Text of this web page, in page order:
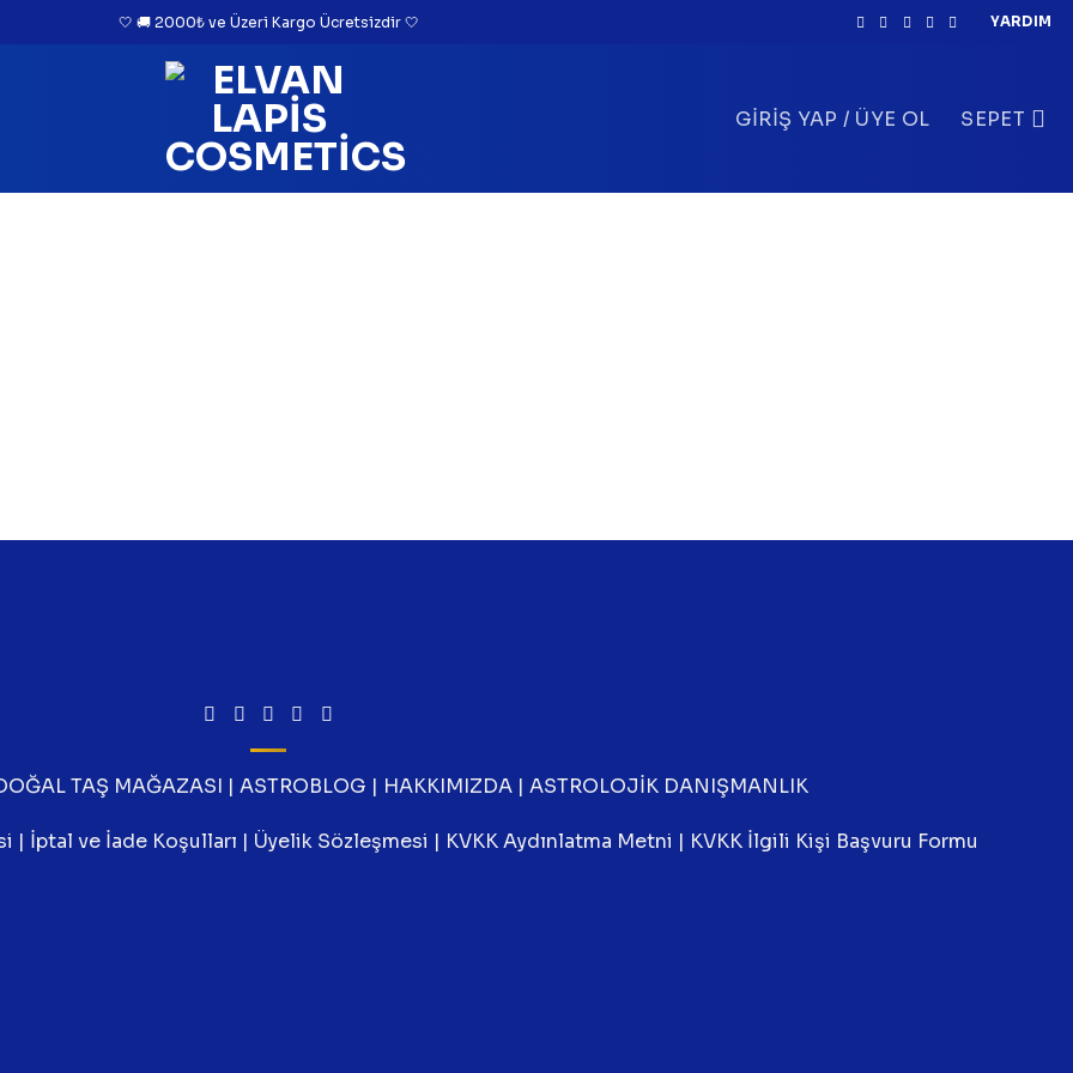
🤍 🚚 2000₺ ve Üzeri Kargo Ücretsizdir 🤍 YARDIM
GIRIŞ YAP / ÜYE OL SEPET
TAŞ MAĞAZASI | ASTROBLOG | HAKKIMIZDA | ASTROLOJİK DANIŞMANLIK
| İptal ve İade Koşulları | Üyelik Sözleşmesi | KVKK Aydınlatma Metni | KVKK İlgili Kişi Başvuru Formu